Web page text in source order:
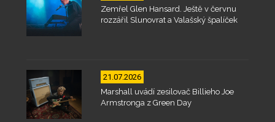
Zemřel Glen Hansard. Ještě v červnu
rozzářil Slunovrat a Valašský špalíček
21.07.2026
Marshall uvádí zesilovač Billieho Joe
Armstronga z Green Day